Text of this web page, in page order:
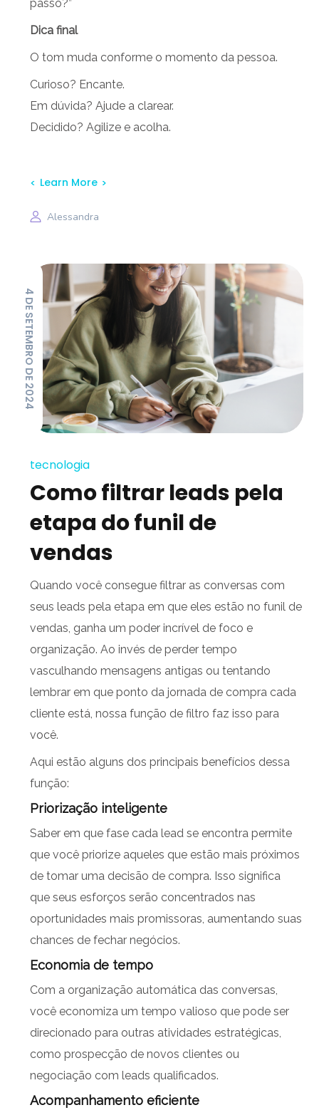
passo?”
Dica final
O tom muda conforme o momento da pessoa.
Curioso? Encante.
Em dúvida? Ajude a clarear.
Decidido? Agilize e acolha.
Learn More
Alessandra
4 DE SETEMBRO DE 2024
tecnologia
Como filtrar leads pela
etapa do funil de
vendas
Quando você consegue filtrar as conversas com
seus leads pela etapa em que eles estão no funil de
vendas, ganha um poder incrível de foco e
organização. Ao invés de perder tempo
vasculhando mensagens antigas ou tentando
lembrar em que ponto da jornada de compra cada
cliente está, nossa função de filtro faz isso para
você.
Aqui estão alguns dos principais benefícios dessa
função:
Priorização inteligente
Saber em que fase cada lead se encontra permite
que você priorize aqueles que estão mais próximos
de tomar uma decisão de compra. Isso significa
que seus esforços serão concentrados nas
oportunidades mais promissoras, aumentando suas
chances de fechar negócios.
Economia de tempo
Com a organização automática das conversas,
você economiza um tempo valioso que pode ser
direcionado para outras atividades estratégicas,
como prospecção de novos clientes ou
negociação com leads qualificados.
Acompanhamento eficiente